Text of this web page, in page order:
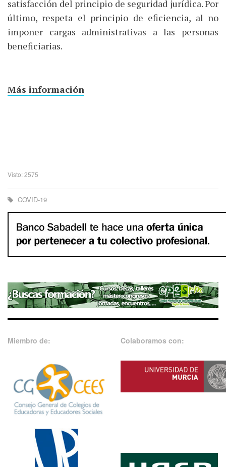
satisfacción del principio de seguridad jurídica. Por
último, respeta el principio de eficiencia, al no
imponer cargas administrativas a las personas
beneficiarias.
Más información
Visto: 2575
COVID-19
Miembro de: Colaboramos con: